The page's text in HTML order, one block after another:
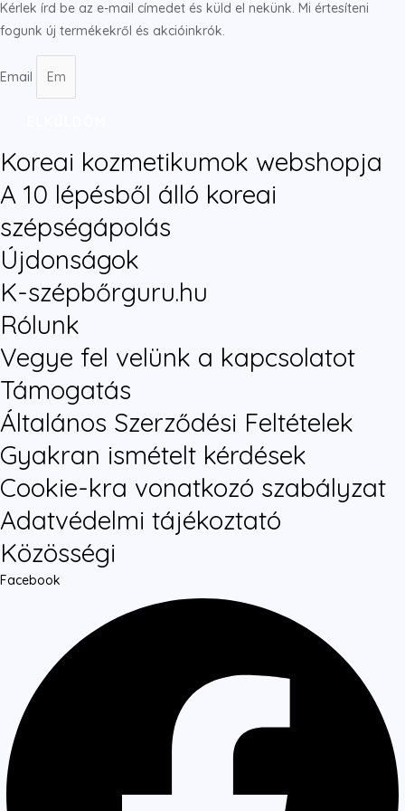
Kérlek írd be az e-mail címedet és küld el nekünk. Mi értesíteni
fogunk új termékekről és akcióinkrók.
Email
Koreai kozmetikumok webshopja
A 10 lépésből álló koreai
szépségápolás
Újdonságok
K-szépbőrguru.hu
Rólunk
Vegye fel velünk a kapcsolatot
Támogatás
Általános Szerződési Feltételek
Gyakran ismételt kérdések
Cookie-kra vonatkozó szabályzat
Adatvédelmi tájékoztató
Közösségi
Facebook